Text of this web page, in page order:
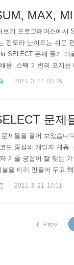
MAX,
기 프로그래머스에서
정도라 난이도는 쉬운
SELECT 문제 풀기
용. 스택 기반의 포지
기업들을 매칭 받으세
2021. 3. 24. 00:25
문제
제들을 풀어 보았습니
드 중심의 개발자 채용
기술 궁합이 잘 맞는
을 미리 만들어 두고
VARCHAR(50) NOT
2021. 3. 21. 16:11
Prev